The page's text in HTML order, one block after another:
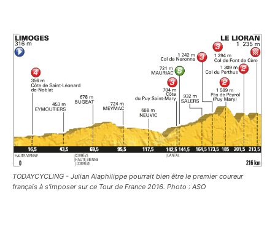
TODAYCYCLING - Julian Alaphilippe pourrait bien être le premier coureur
français à s'imposer sur ce Tour de France 2016. Photo : ASO